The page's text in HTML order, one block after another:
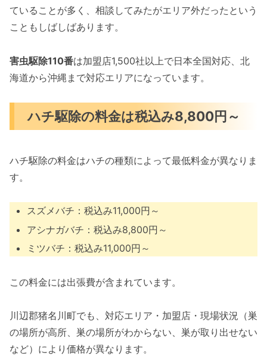
ていることが多く、相談してみたがエリア外だったという
こともしばしばあります。
害虫駆除110番は加盟店1,500社以上で日本全国対応、北
海道から沖縄まで対応エリアになっています。
ハチ駆除の料金は税込み8,800円～
ハチ駆除の料金はハチの種類によって最低料金が異なりま
す。
スズメバチ：税込み11,000円～
アシナガバチ：税込み8,800円～
ミツバチ：税込み11,000円～
この料金には出張費が含まれています。
川辺郡猪名川町でも、対応エリア・加盟店・現場状況（巣
の場所が高所、巣の場所がわからない、巣が取り出せない
など）により価格が異なります。